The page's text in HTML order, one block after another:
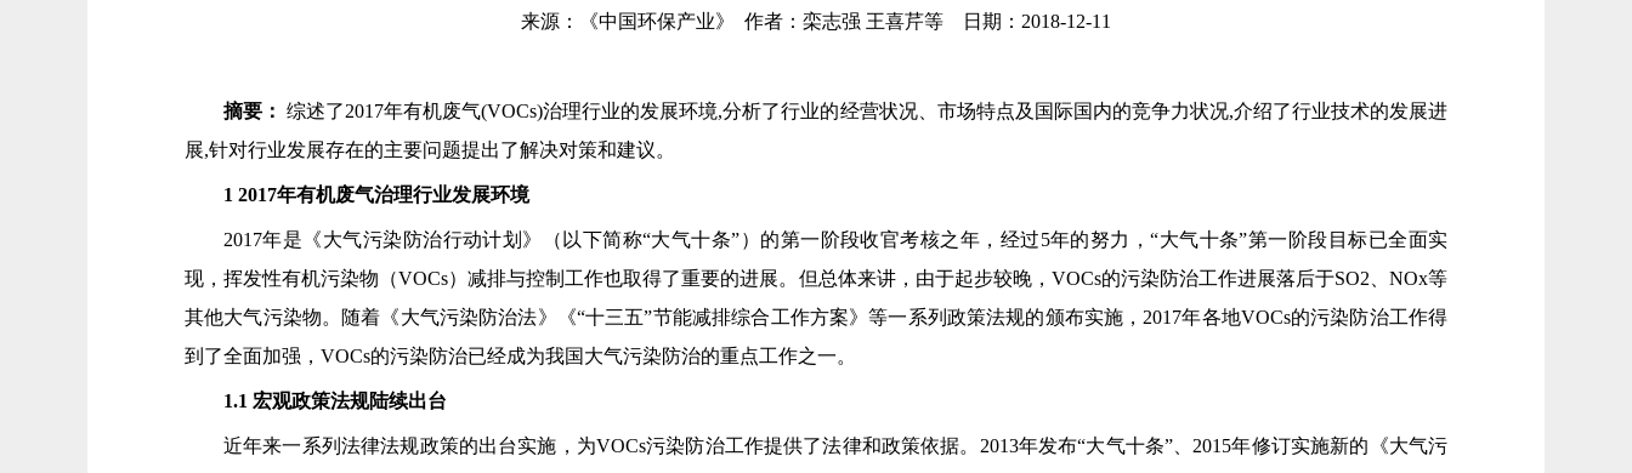
来源：《中国环保产业》 作者：栾志强 王喜芹等 日期：2018-12-11
摘要：综述了2017年有机废气(VOCs)治理行业的发展环境,分析了行业的经营状况、市场特点及国际国内的竞争力状况,介绍了行业技术的发展进
展,针对行业发展存在的主要问题提出了解决对策和建议。
1 2017年有机废气治理行业发展环境
2017年是《大气污染防治行动计划》（以下简称“大气十条”）的第一阶段收官考核之年，经过5年的努力，“大气十条”第一阶段目标已全面实
现，挥发性有机污染物（VOCs）减排与控制工作也取得了重要的进展。但总体来讲，由于起步较晚，VOCs的污染防治工作进展落后于SO2、NOx等
其他大气污染物。随着《大气污染防治法》《“十三五”节能减排综合工作方案》等一系列政策法规的颁布实施，2017年各地VOCs的污染防治工作得
到了全面加强，VOCs的污染防治已经成为我国大气污染防治的重点工作之一。
1.1 宏观政策法规陆续出台
近年来一系列法律法规政策的出台实施，为VOCs污染防治工作提供了法律和政策依据。2013年发布“大气十条”、2015年修订实施新的《大气污